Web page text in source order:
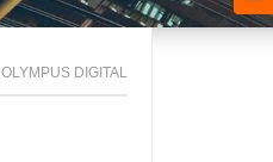
OLYMPUS DIGITAL